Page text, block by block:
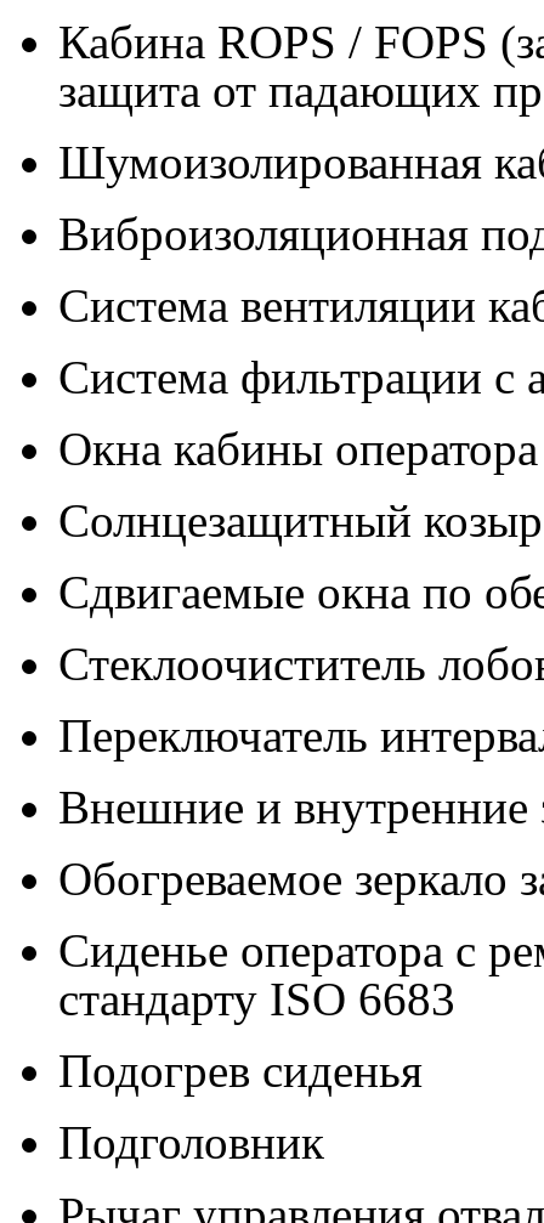
Кабина ROPS / FOPS
защита от падающих
Шумоизолированная
Виброизоляционная
Система вентиляции
Система фильтрации с
Окна кабины оператора
Солнцезащитный
Сдвигаемые окна по
Стеклоочиститель
Переключатель
Внешние и внутренние
Обогреваемое зеркало
Сиденье оператора с
стандарту ISO 6683
Подогрев сиденья
Подголовник